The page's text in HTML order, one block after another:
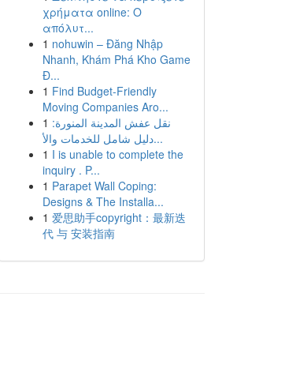
χρήματα online: Ο
απόλυτ...
1 nohuwin – Đăng Nhập
Nhanh, Khám Phá Kho Game
Đ...
1 Find Budget-Friendly
Moving Companies Aro...
1 نقل عفش المدينة المنورة:
دليل شامل للخدمات والأ...
1 I is unable to complete the
inquiry . P...
1 Parapet Wall Coping:
Designs & The Installa...
1 爱思助手copyright：最新迭
代 与 安装指南